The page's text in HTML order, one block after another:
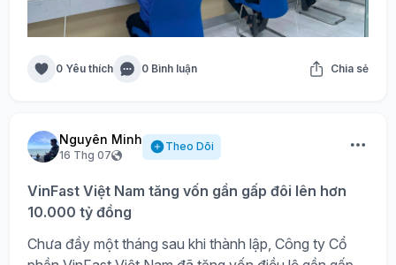
0 Yêu thích 0 Bình luận Chia sẻ
Nguyên Minh
16 Thg 07
Theo Dõi
VinFast Việt Nam tăng vốn gần gấp đôi lên hơn
10.000 tỷ đồng
Chưa đầy một tháng sau khi thành lập, Công ty Cổ